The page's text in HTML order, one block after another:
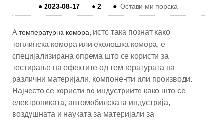
● 2023-08-17 ● 2 ● Остави ми порака
A температурна комора, исто така познат како
топлинска комора или еколошка комора, е
специјализирана опрема што се користи за
тестирање на ефектите од температурата на
различни материјали, компоненти или производи.
Најчесто се користи во индустриите како што се
електрониката, автомобилската индустрија,
воздушната и науката за материјали за